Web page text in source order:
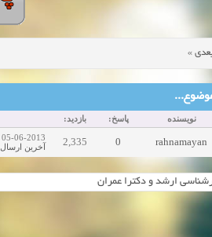
»
نویسنده پاسخ: بازدید:
rahnamayan
0
2,335
05-06-2013 04:52 PM
آخرین ارسال